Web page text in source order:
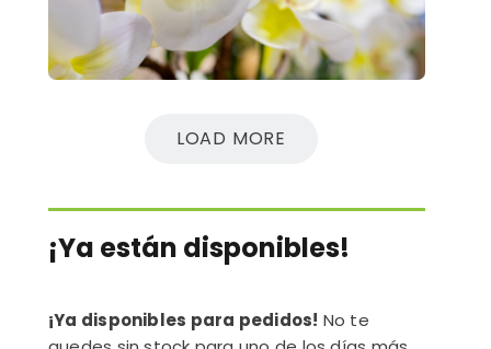
LOAD MORE
¡Ya están disponibles!
¡Ya disponibles para pedidos! No te